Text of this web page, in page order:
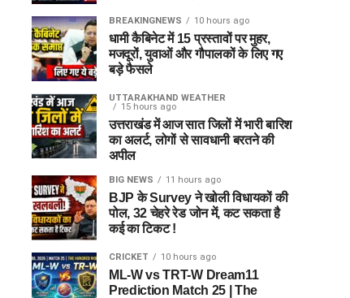
BREAKINGNEWS 10 hours ago
धामी कैबिनेट में 15 प्रस्तावों पर मुहर,
मजदूरों, युवाओं और गौपालकों के लिए गए
बड़े फैसले
UTTARAKHAND WEATHER
15 hours ago
उत्तराखंड में आज सात जिलों में भारी बारिश
का अलर्ट, लोगों से सावधानी बरतने की
अपील
BIG NEWS 11 hours ago
BJP के Survey ने खोली विधायकों की
पोल, 32 चेहरे रेड जोन में, कट सकता है
कई का टिकट !
CRICKET 10 hours ago
ML-W vs TRT-W Dream11
Prediction Match 25 | The